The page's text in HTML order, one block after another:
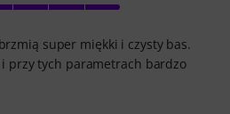
super miękki i czysty bas.
przy tych parametrach bardzo